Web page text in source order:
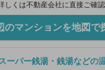
しくは不動産会社に直接ご確認
のマンションを地図で
ーパー銭湯・銭湯などの